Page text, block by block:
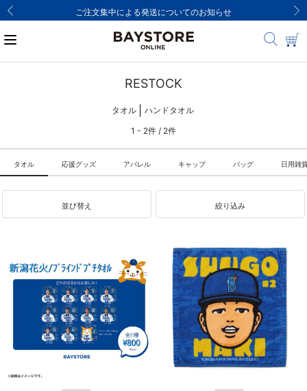
ご注文集中による発送についてのお知らせ
RESTOCK
タオル
ハンドタオル
1 - 2件 / 2件
タオル 応援グッズ アパレル キャップ バッグ 日用雑
並び替え 絞り込み